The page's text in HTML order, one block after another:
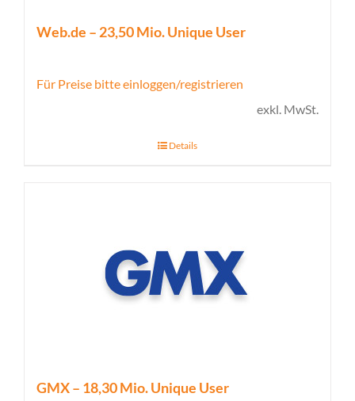
Web.de – 23,50 Mio. Unique User
Für Preise bitte einloggen/registrieren
exkl. MwSt.
Details
GMX – 18,30 Mio. Unique User